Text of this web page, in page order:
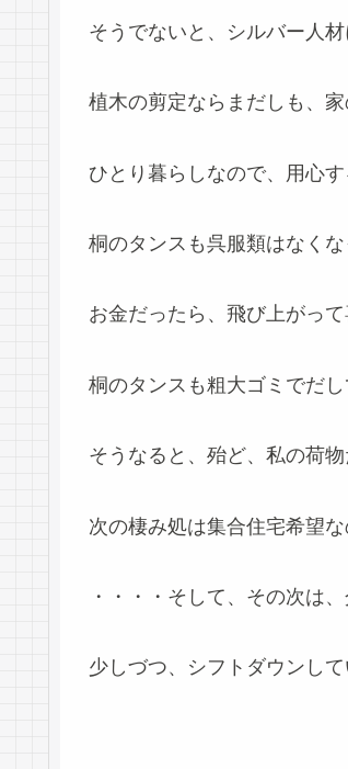
そうでないと、シルバー人
植木の剪定ならまだしも、家
ひとり暮らしなので、用心
桐のタンスも呉服類はなく
お金だったら、飛び上がって
桐のタンスも粗大ゴミでだし
そうなると、殆ど、私の荷物
次の棲み処は集合住宅希望
・・・・そして、その次は
少しづつ、シフトダウンし